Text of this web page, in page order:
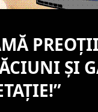
ȘI